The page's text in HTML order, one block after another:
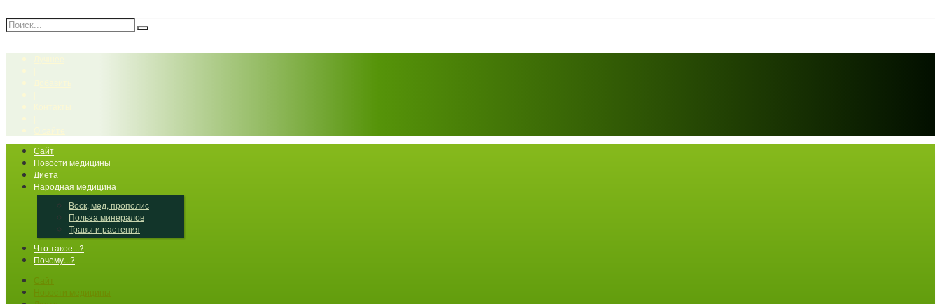
Сайт
Новости медицины
Диета
Народная медицина
Воск, мед, прополис
Польза минералов
Травы и растения
Что такое...?
Почему...?
Сайт